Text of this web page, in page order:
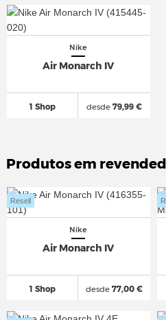
Nike
Air Monarch IV
1 Shop desde79,99 €
Produtos em
Nike
Air Monarch IV
1 Shop
Resell
desde77,00 €